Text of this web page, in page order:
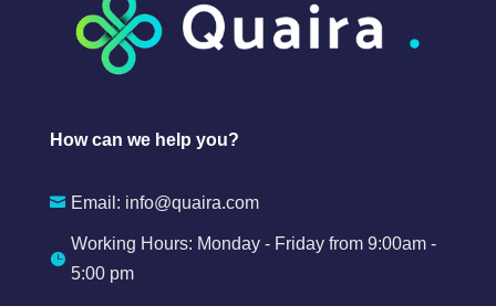
How can we help you?
 Email: info@quaira.com

Working Hours: Monday - Friday from 9:00am -
5:00 pm